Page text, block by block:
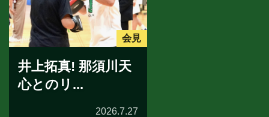
会見
井上拓真! 那須川天
心とのリ...
2026.7.27